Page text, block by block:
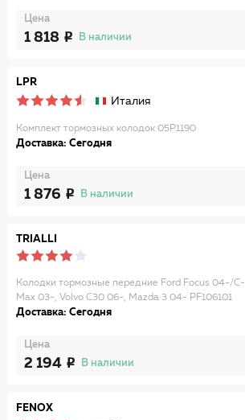
Цена
1 818 В наличии
LPR
Италия
Комплект тормозных колодок 05P1190
Доставка: Сегодня
Цена
1 876 В наличии
TRIALLI
Колодки тормозные передние Ford Focus 04-/C-
Max 03-, Volvo C30 06-, Mazda 3 04- PF106101
Доставка: Сегодня
Цена
2 194 В наличии
FENOX